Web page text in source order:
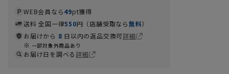
WEB会員なら49pt獲得
送料 全国一律550円（店舗受取なら無料）
お届けから 8 日以内の返品交換可詳細
一部対象外商品あり
お届け日を調べる詳細